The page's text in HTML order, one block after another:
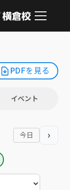
PDFを見る
イベント
今日 ›